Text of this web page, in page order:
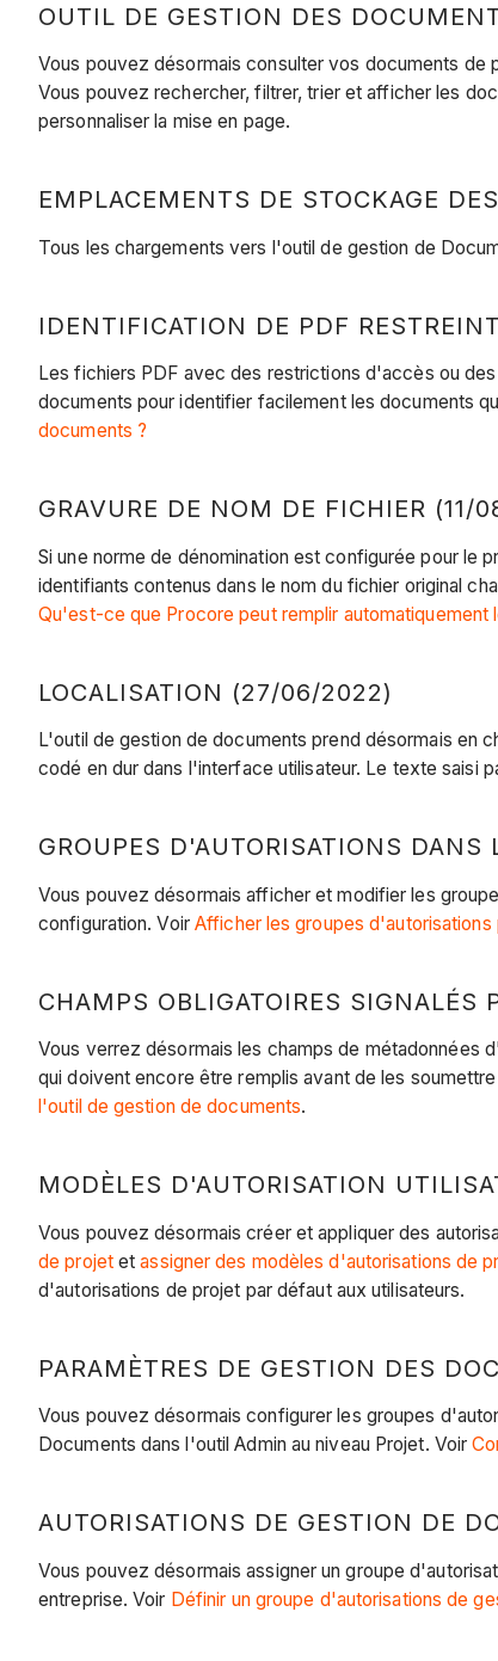
OUTIL DE GESTION DES
Vous pouvez désormais consulter vos documents de
Vous pouvez rechercher, filtrer, trier et afficher les
personnaliser la mise en page.
EMPLACEMENTS DE STOCKAGE
Tous les chargements vers l'outil de gestion de
IDENTIFICATION DE PDF
Les fichiers PDF avec des restrictions d'accès ou
documents pour identifier facilement les documents
documents ?
GRAVURE DE NOM DE FICHIER (11/
Si une norme de dénomination est configurée pour le
identifiants contenus dans le nom du fichier original
Qu'est-ce que Procore peut remplir
LOCALISATION (27/06/2022)
L'outil de gestion de documents prend désormais en
codé en dur dans l'interface utilisateur. Le texte saisi
GROUPES D'AUTORISATIONS
Vous pouvez désormais afficher et modifier les
configuration. Voir Afficher les groupes
CHAMPS OBLIGATOIRES
Vous verrez désormais les champs de métadonnées
qui doivent encore être remplis avant de les
l'outil de gestion de documents.
MODÈLES D'AUTORISATION
Vous pouvez désormais créer et appliquer des
de projetetassigner des modèles d'autorisations de
d'autorisations de projet par défaut aux utilisateurs.
PARAMÈTRES DE GESTION DES
Vous pouvez désormais configurer les groupes
Documents dans l'outil Admin au niveau Projet. Voir
AUTORISATIONS DE GESTION DE
Vous pouvez désormais assigner un groupe
entreprise. Voir Définir un groupe d'autorisations de